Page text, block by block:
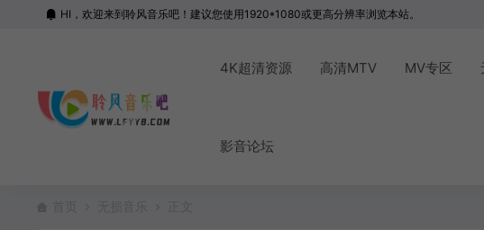
HI，欢迎来到聆风音乐吧！建议您使用1920*1080或更高分辨率浏览本站。
4K超清资源 高清MTV MV专区
影音论坛